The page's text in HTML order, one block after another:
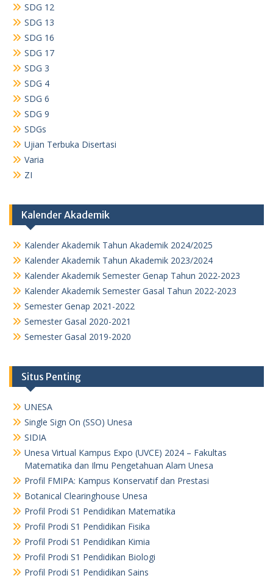
SDG 12
SDG 13
SDG 16
SDG 17
SDG 3
SDG 4
SDG 6
SDG 9
SDGs
Ujian Terbuka Disertasi
Varia
ZI
Kalender Akademik
Kalender Akademik Tahun Akademik 2024/2025
Kalender Akademik Tahun Akademik 2023/2024
Kalender Akademik Semester Genap Tahun 2022-2023
Kalender Akademik Semester Gasal Tahun 2022-2023
Semester Genap 2021-2022
Semester Gasal 2020-2021
Semester Gasal 2019-2020
Situs Penting
UNESA
Single Sign On (SSO) Unesa
SIDIA
Unesa Virtual Kampus Expo (UVCE) 2024 – Fakultas
Matematika dan Ilmu Pengetahuan Alam Unesa
Profil FMIPA: Kampus Konservatif dan Prestasi
Botanical Clearinghouse Unesa
Profil Prodi S1 Pendidikan Matematika
Profil Prodi S1 Pendidikan Fisika
Profil Prodi S1 Pendidikan Kimia
Profil Prodi S1 Pendidikan Biologi
Profil Prodi S1 Pendidikan Sains